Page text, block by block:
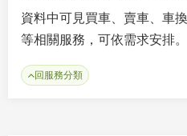
資料中可見買車、賣車、車
等相關服務，可依需求安排。
回服務分類